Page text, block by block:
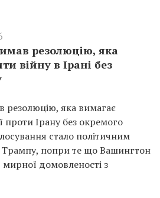
резолюцію, яка
війну в Ірані без
резолюцію, яка вимагає
проти Ірану без окремого
стало політичним
попри те що Вашингтон
домовленості з